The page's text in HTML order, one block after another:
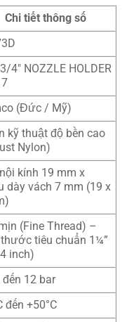
Chi tiết thông số
4″ NOZZLE HOLDER
(Đức / Mỹ)
kỹ thuật độ bền cao
Nylon)
kính 19 mm x
dày vách 7 mm (19 x
(Fine Thread) –
tiêu chuẩn 1¼”
inch)
12 bar
đến +50°C